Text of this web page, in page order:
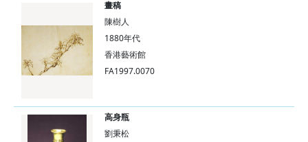
畫稿
陳樹人
1880年代
香港藝術館
FA1997.0070
高身瓶
劉秉松